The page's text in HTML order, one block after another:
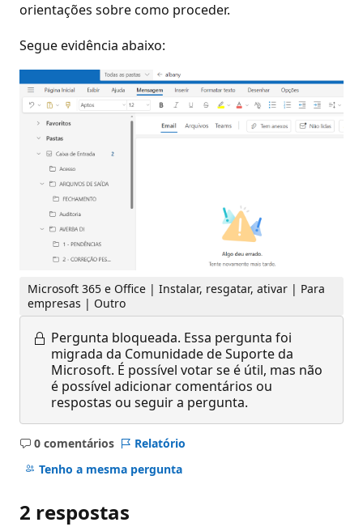
orientações sobre como proceder.
Segue evidência abaixo:
Microsoft 365 e Office | Instalar, resgatar, ativar | Para
empresas | Outro
Pergunta bloqueada. Essa pergunta foi
migrada da Comunidade de Suporte da
Microsoft. É possível votar se é útil, mas não
é possível adicionar comentários ou
respostas ou seguir a pergunta.
0 comentários
Sem
comentários
Relatório
Tenho a mesma pergunta
2 respostas